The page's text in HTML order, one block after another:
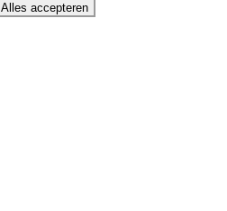
Alles accepteren